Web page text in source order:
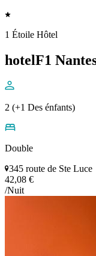
1 Étoile Hôtel
hotelF1
2 (+1 Des énfants)
Double
345 route de Ste Luce
42,08 €
/Nuit